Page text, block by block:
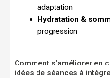
adaptation
Hydratation &
progression
Comment s'améliorer en
idées de séances à